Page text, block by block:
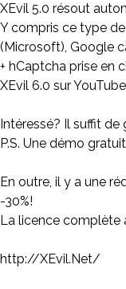
XEvil 5.0 résout
Y compris ce type
(Microsoft), Google
+ hCaptcha prise en
XEvil 6.0 sur YouTube
Intéressé? Il suffit de
P.S. Une démo
En outre, il y a une
-30%!
La licence complète
http://XEvil.Net/